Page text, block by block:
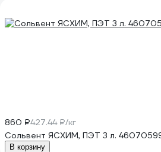
860 ₽427.44 ₽/кг
Сольвент ЯСХИМ, ПЭТ 3 л.
В корзину